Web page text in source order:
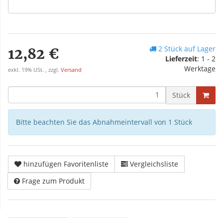
12,82 €
exkl. 19% USt. , zzgl. Versand
2 Stück auf Lager
Lieferzeit: 1 - 2
Werktage
Stück
Bitte beachten Sie das Abnahmeintervall von 1 Stück
hinzufügen Favoritenliste
Vergleichsliste
Frage zum Produkt